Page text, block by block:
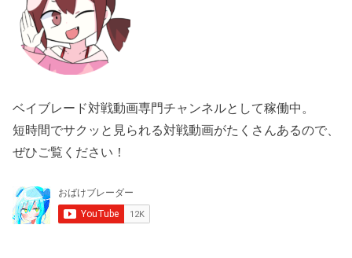
ベイブレード対戦動画専門チャンネルとして稼働中。
短時間でサクッと見られる対戦動画がたくさんあるので、
ぜひご覧ください！